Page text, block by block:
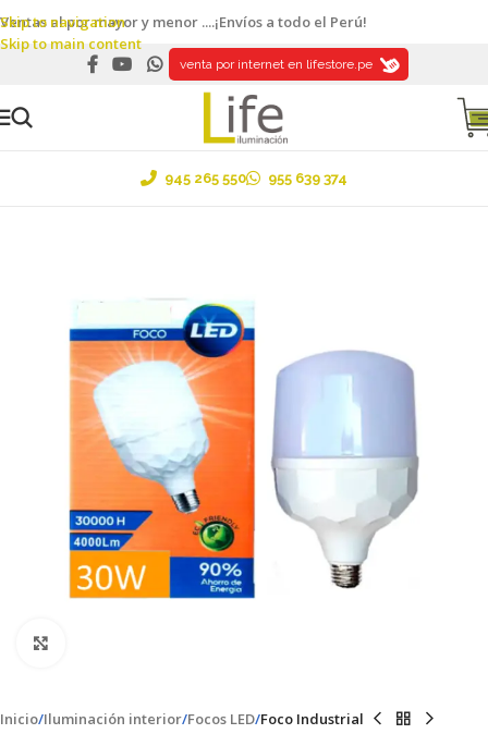
Skip to navigation
Skip to main content
Ventas al por mayor y menor ....¡Envíos a todo el Perú!
venta por internet en lifestore.pe
945 265 550 955 639 374
Inicio Iluminación interior Focos LED Foco Industrial